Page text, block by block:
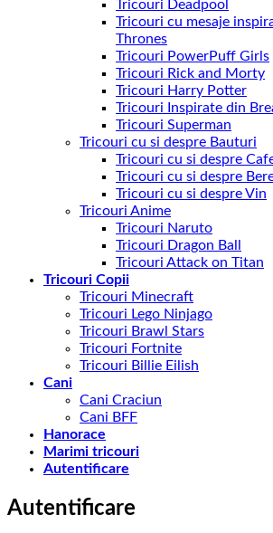
Tricouri Deadpool
Tricouri cu mesaje
Thrones
Tricouri PowerPuff Girls
Tricouri Rick and Morty
Tricouri Harry Potter
Tricouri Inspirate din
Tricouri Superman
Tricouri cu si despre Bauturi
Tricouri cu si despre
Tricouri cu si despre
Tricouri cu si despre Vin
Tricouri Anime
Tricouri Naruto
Tricouri Dragon Ball
Tricouri Attack on Titan
Tricouri Copii
Tricouri Minecraft
Tricouri Lego Ninjago
Tricouri Brawl Stars
Tricouri Fortnite
Tricouri Billie Eilish
Cani
Cani Craciun
Cani BFF
Hanorace
Marimi tricouri
Autentificare
Autentificare